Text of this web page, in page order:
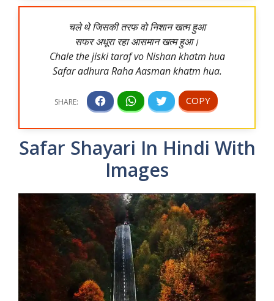
चले थे जिसकी तरफ वो निशान खत्म हुआ
सफर अधूरा रहा आसमान खत्म हुआ।
Chale the jiski taraf vo Nishan khatm hua
Safar adhura Raha Aasman khatm hua.
Safar Shayari In Hindi With
Images